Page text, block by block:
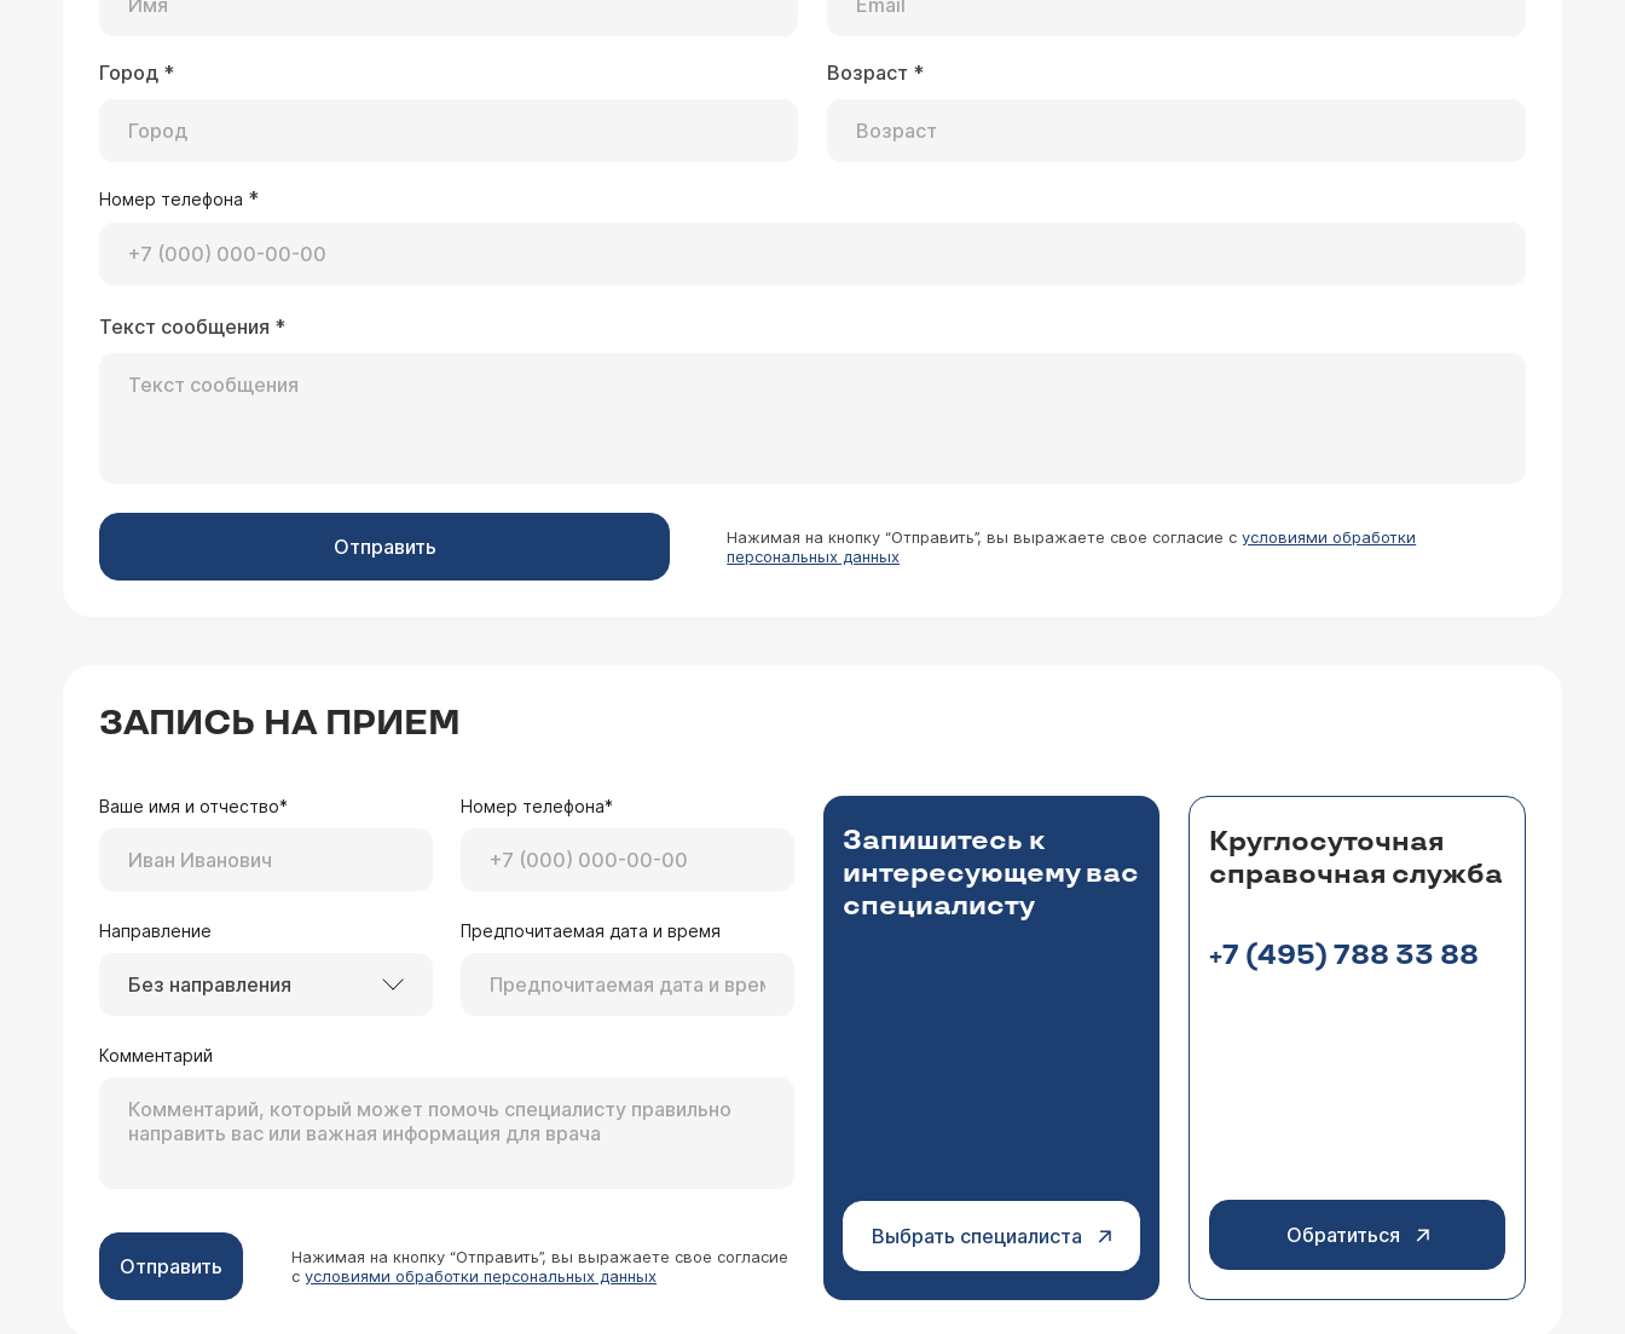
Город * Возраст *
Номер телефона *
Текст сообщения *
Отправить Нажимая на кнопку “Отправить”, вы выражаете свое согласие сусловиями обработки
персональных данных
ЗАПИСЬ НА ПРИЕМ
Ваше имя и отчество* Номер телефона*
Направление
Без направления
Предпочитаемая дата и время
Комментарий
Отправить
Нажимая на кнопку “Отправить”, вы выражаете свое согласие
с условиями обработки персональных данных
Запишитесь к
интересующему вас
специалисту
Выбрать специалиста
Круглосуточная
справочная служба
+7 (495) 788 33 88
Обратиться